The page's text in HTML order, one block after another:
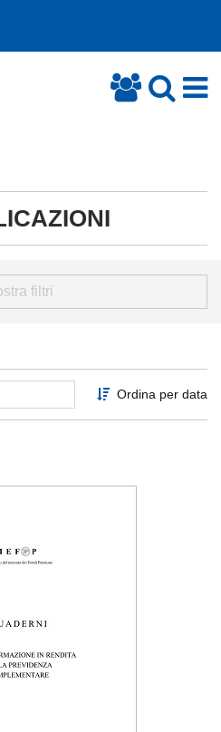
filtri
Ordina per data